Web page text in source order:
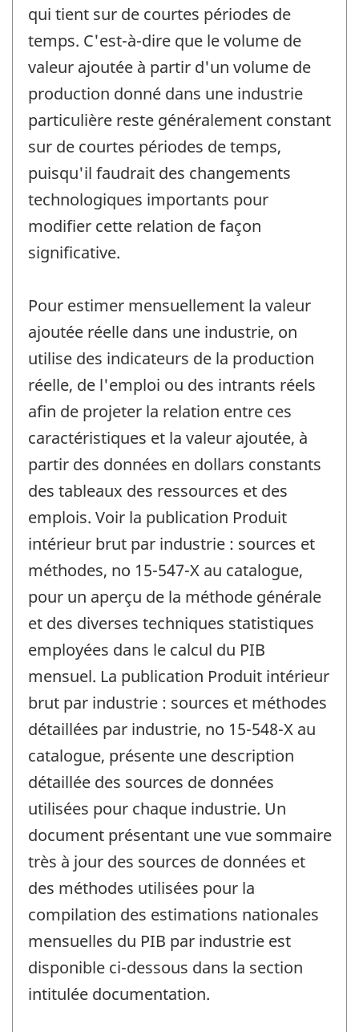
qui tient sur de courtes périodes de
temps. C'est-à-dire que le volume de
valeur ajoutée à partir d'un volume de
production donné dans une industrie
particulière reste généralement constant
sur de courtes périodes de temps,
puisqu'il faudrait des changements
technologiques importants pour
modifier cette relation de façon
significative.
Pour estimer mensuellement la valeur
ajoutée réelle dans une industrie, on
utilise des indicateurs de la production
réelle, de l'emploi ou des intrants réels
afin de projeter la relation entre ces
caractéristiques et la valeur ajoutée, à
partir des données en dollars constants
des tableaux des ressources et des
emplois. Voir la publication Produit
intérieur brut par industrie : sources et
méthodes, no 15-547-X au catalogue,
pour un aperçu de la méthode générale
et des diverses techniques statistiques
employées dans le calcul du PIB
mensuel. La publication Produit intérieur
brut par industrie : sources et méthodes
détaillées par industrie, no 15-548-X au
catalogue, présente une description
détaillée des sources de données
utilisées pour chaque industrie. Un
document présentant une vue sommaire
très à jour des sources de données et
des méthodes utilisées pour la
compilation des estimations nationales
mensuelles du PIB par industrie est
disponible ci-dessous dans la section
intitulée documentation.